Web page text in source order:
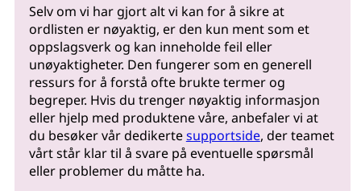
Selv om vi har gjort alt vi kan for å sikre at
ordlisten er nøyaktig, er den kun ment som et
oppslagsverk og kan inneholde feil eller
unøyaktigheter. Den fungerer som en generell
ressurs for å forstå ofte brukte termer og
begreper. Hvis du trenger nøyaktig informasjon
eller hjelp med produktene våre, anbefaler vi at
du besøker vår dedikertesupportside, der teamet
vårt står klar til å svare på eventuelle spørsmål
eller problemer du måtte ha.